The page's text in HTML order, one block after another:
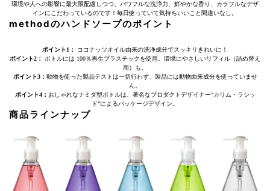
環境や人への影響に最大限配慮しつつ、パワフルな洗浄力、鮮やかな香り、カラフルなデザ
インにこだわっているのです！毎日使っていて気持ちいいこと間違いなし。
methodのハンドソープのポイント
ポイント1：
ココナッツオイル由来の洗浄成分でスッキリきれいに！
ポイント2：
ボトルには 100％再生プラスチックを使用。環境にやさしいリフィル（詰め替え
用）も。
ポイント3： 動物を使った製品テストは一切行わず、製品には動物由来成分を使っていませ
ん。
ポイント4： おしゃれなナミダ型ボトルは、著名なプロダクトデザイナー“カリム・ラシッ
ド”によるパッケージデザイン。
商品ラインナップ